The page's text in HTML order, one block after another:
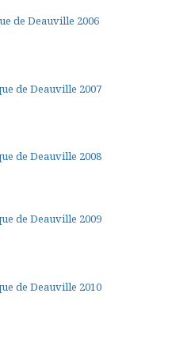
de Deauville 2006
de Deauville 2007
de Deauville 2008
de Deauville 2009
de Deauville 2010